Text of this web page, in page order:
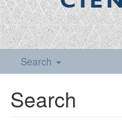
Search
Search